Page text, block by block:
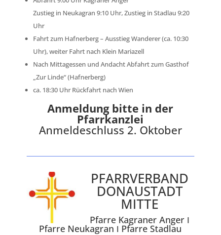
Zustieg in Neukagran 9:10 Uhr, Zustieg in Stadlau 9:20
Uhr
Fahrt zum Hafnerberg – Ausstieg Wanderer (ca. 10:30
Uhr), weiter Fahrt nach Klein Mariazell
Nach Mittagessen und Andacht Abfahrt zum Gasthof
„Zur Linde“ (Hafnerberg)
ca. 18:30 Uhr Rückfahrt nach Wien
Anmeldung bitte in der
Pfarrkanzlei
Anmeldeschluss 2. Oktober
PFARRVERBAND
DONAUSTADT
MITTE
Pfarre Kagraner Anger Ι
Pfarre Neukagran Ι Pfarre Stadlau